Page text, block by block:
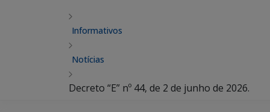
Informativos
Notícias
Decreto “E” nº 44, de 2 de junho de 2026.